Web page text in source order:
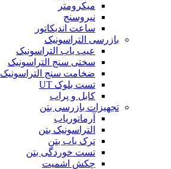
میکرومتر
نیروسنج
ساعت اندیکاتور
بازرسی التراسونیک
عیب یاب التراسونیک
سختی سنج التراسونیک
ضخامت سنج التراسونیک
تست بلوک UT
کابل و پراب
تجهیزات بازرسی بتن
آرماتوریاب
التراسونیک بتن
ترک یاب بتن
تست خوردگی بتن
چکش اشمیت